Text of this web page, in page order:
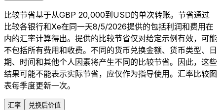
比较节省基于从GBP 20,000到USD的单次转账。节省通过
比较各银行和Xe在同一天8/5/2026提供的包括利润和费用在
内的汇率计算得出。提供的比较节省仅对给定示例有效，可能
不包括所有费用和收费。不同的货币兑换金额、货币类型、日
期、时间和其他个人因素将产生不同的比较节省。因此，这些
结果可能不能表示实际节省，应仅作为指导使用。汇率比较图
表每季度更新一次。
汇率 兑换后价值